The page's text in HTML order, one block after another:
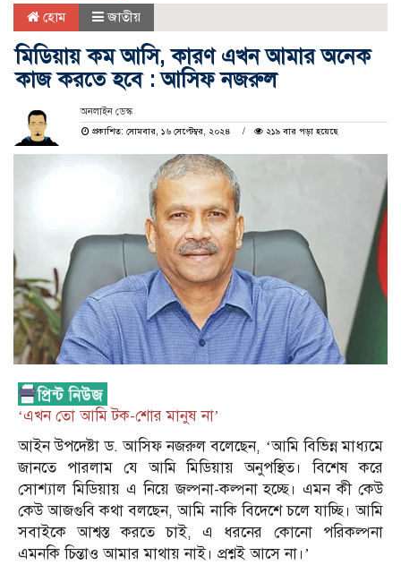
হোম জাতীয়
মিডিয়ায় কম আসি, কারণ এখন আমার অনেক
কাজ করতে হবে : আসিফ নজরুল
অনলাইন ডেস্ক
প্রকাশিত: সোমবার, ১৬ সেপ্টেম্বর, ২০২৪
২১৯ বার পড়া হয়েছে
‘এখন তো আমি টক-শোর মানুষ না’
আইন উপদেষ্টা ড. আসিফ নজরুল বলেছেন, ‌‘আমি বিভিন্ন মাধ্যমে
জানতে পারলাম যে আমি মিডিয়ায় অনুপস্থিত। বিশেষ করে
সোশ্যাল মিডিয়ায় এ নিয়ে জল্পনা-কল্পনা হচ্ছে। এমন কী কেউ
কেউ আজগুবি কথা বলছেন, আমি নাকি বিদেশে চলে যাচ্ছি। আমি
সবাইকে আশ্বস্ত করতে চাই, এ ধরনের কোনো পরিকল্পনা
এমনকি চিন্তাও আমার মাথায় নাই। প্রশ্নই আসে না।’